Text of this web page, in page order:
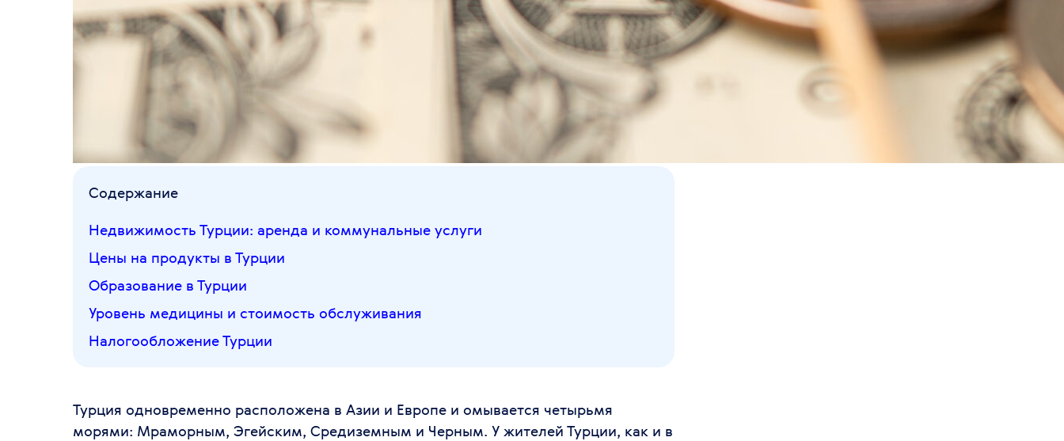
Содержание
Недвижимость Турции: аренда и коммунальные услуги
Цены на продукты в Турции
Образование в Турции
Уровень медицины и стоимость обслуживания
Налогообложение Турции
Турция одновременно расположена в Азии и Европе и омывается четырьмя
морями: Мраморным, Эгейским, Средиземным и Черным. У жителей Турции, как и в